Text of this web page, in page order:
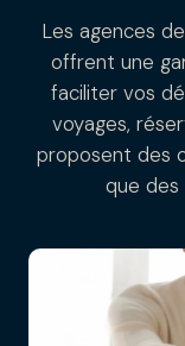
Les agences
offrent une
faciliter vos
voyages,
proposent des
que des